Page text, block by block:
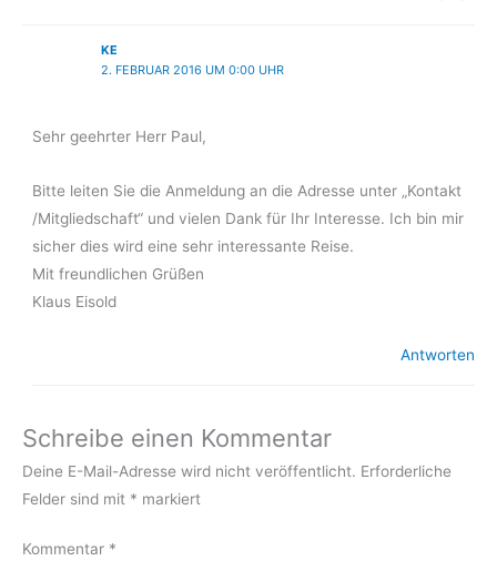
KE
2. FEBRUAR 2016 UM 0:00 UHR
Sehr geehrter Herr Paul,
Bitte leiten Sie die Anmeldung an die Adresse unter „Kontakt
/Mitgliedschaft“ und vielen Dank für Ihr Interesse. Ich bin mir
sicher dies wird eine sehr interessante Reise.
Mit freundlichen Grüßen
Klaus Eisold
Antworten
Schreibe einen Kommentar
Deine E-Mail-Adresse wird nicht veröffentlicht. Erforderliche
Felder sind mit * markiert
Kommentar *